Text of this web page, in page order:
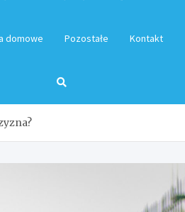
domowe Pozostałe Kontakt